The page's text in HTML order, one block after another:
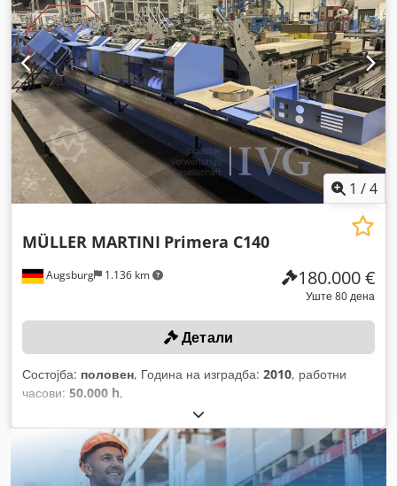
1 /4
Augsburg 1.136 km
MÜLLER MARTINI Primera C140
180.000 €
Уште 80 дена
Детали
Состојба: половен, Година на изградба: 2010, работни
часови: 50.000 h,